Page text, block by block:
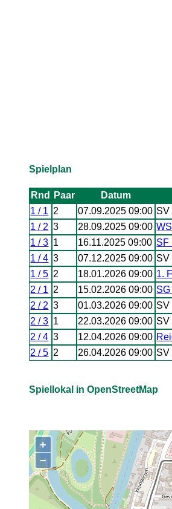
Spielplan
Rnd Paar Datum
1 / 1 2 07.09.2025 09:00 SV
1 / 2 3 28.09.2025 09:00
1 / 3 1 16.11.2025 09:00 SF
1 / 4 3 07.12.2025 09:00 SV
1 / 5 2 18.01.2026 09:00 1.
2 / 1 2 15.02.2026 09:00
2 / 2 3 01.03.2026 09:00 SV
2 / 3 1 22.03.2026 09:00 SV
2 / 4 3 12.04.2026 09:00
2 / 5 2 26.04.2026 09:00 SV
Spiellokal in OpenStreetMap
+
−
,